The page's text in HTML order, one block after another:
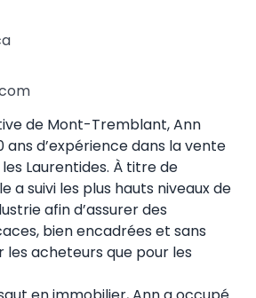
de Mont-Tremblant, Ann
ans d’expérience dans la vente
Laurentides. À titre de
a suivi les plus hauts niveaux de
afin d’assurer des
bien encadrées et sans
les acheteurs que pour les